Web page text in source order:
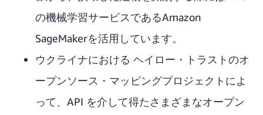
の機械学習サービスであるAmazon
SageMakerを活用しています。
ウクライナにおける ヘイロー・トラストのオ
ープンソース・マッピングプロジェクトによ
って、API を介して得たさまざまなオープン